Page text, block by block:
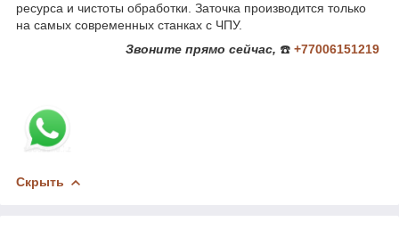
ресурса и чистоты обработки. Заточка производится только
на самых современных станках с ЧПУ.
Звоните прямо сейчас, ☎️ +77006151219
Скрыть